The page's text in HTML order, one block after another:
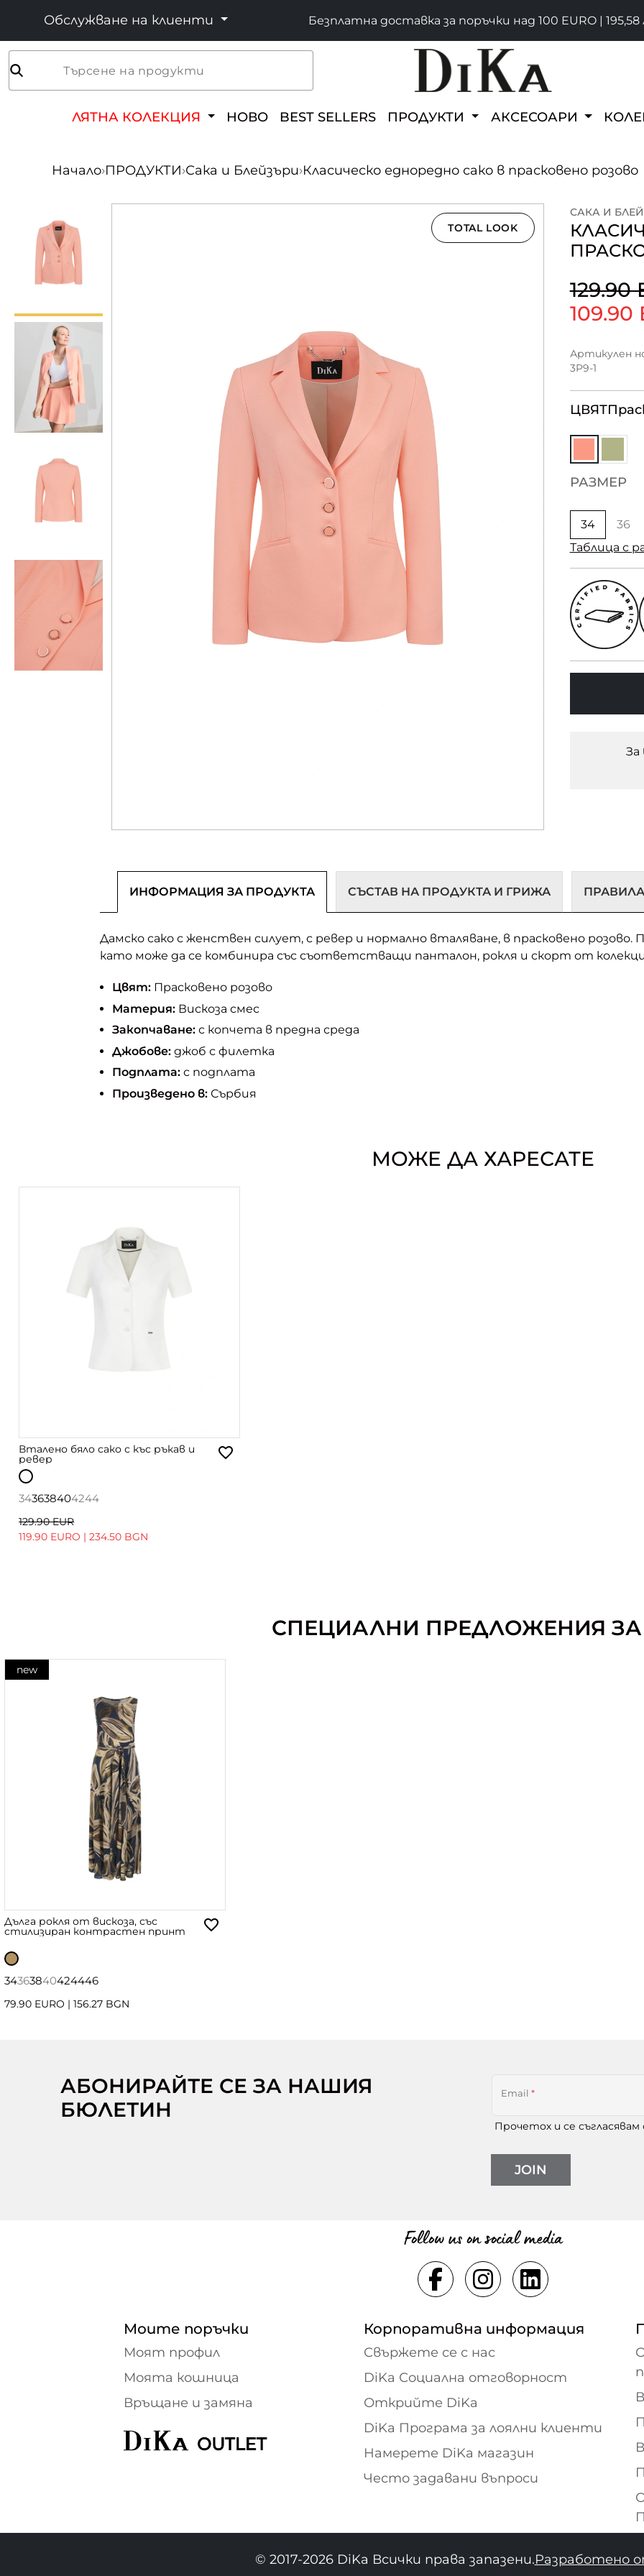
Обслужване на клиенти Безплатна доставка за поръчки над 100 EURO | 195,58
Търсене на продукти
ЛЯТНА КОЛЕКЦИЯ НОВО BEST SELLERS ПРОДУКТИ АКСЕСОАРИ
Начало›ПРОДУКТИ›Сака и Блейзъри›Класическо едноредно сако в прасковено розово
TOTAL LOOK
САКА И
129.90
109.90
Артикулен
3P9-1
ЦВЯТ
РАЗМЕР
34
36
Таблица с
За
ИНФОРМАЦИЯ ЗА ПРОДУКТА СЪСТАВ НА ПРОДУКТА И ГРИЖА
Дамско сако с женствен силует, с ревер и нормално вталяване, в прасковено
като може да се комбинира със съответстващи панталон, рокля и скорт от
Цвят: Прасковено розово
Материя: Вискоза смес
Закопчаване: с копчета в предна среда
Джобове: джоб с филетка
Подплата: с подплата
Произведено в: Сърбия
МОЖЕ ДА ХАРЕСАТЕ
Вталено бяло сако с къс ръкав и
ревер
343638404244
129.90 EUR
119.90 EURO |234.50 BGN
СПЕЦИАЛНИ ПРЕДЛОЖЕНИЯ
new
Дълга рокля от вискоза, със
стилизиран контрастен принт
34363840424446
79.90 EURO | 156.27 BGN
АБОНИРАЙТЕ СЕ ЗА НАШИЯ
БЮЛЕТИН
Email *
Прочетох и се съгласявам
JOIN
Follow us on social media
Моите поръчки
Моят профил
Моята кошница
Връщане и замяна
Корпоративна информация
Свържете се с нас
DiKa Социална отговорност
Открийте DiKa
DiKa Програма за лоялни клиенти
Намерете DiKa магазин
Често задавани въпроси
© 2017-2026 DiKa Всички права запазени.Разработено